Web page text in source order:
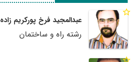
عبدالمجید فرخ پورکریم زاده
رشته راه و ساختمان